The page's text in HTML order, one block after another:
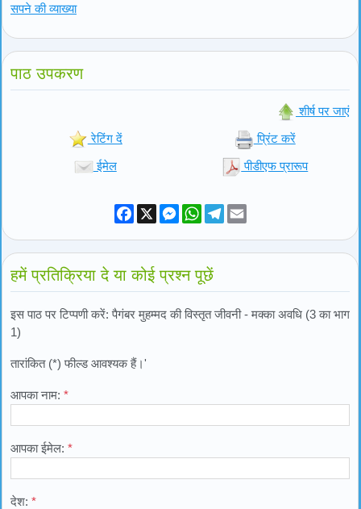
सपने की व्याख्या
पाठ उपकरण
शीर्ष पर जाएं
रेटिंग दें प्रिंट करें
ईमेल पीडीएफ प्रारूप
Facebook
X Messenger
WhatsApp
Telegram
हमें प्रतिक्रिया दे या कोई प्रश्न पूछें
इस पाठ पर टिप्पणी करें: पैगंबर मुहम्मद की विस्तृत जीवनी - मक्का अवधि (3 का भाग
1)
तारांकित (*) फील्ड आवश्यक हैं।'
आपका नाम: *
आपका ईमेल: *
देश: *